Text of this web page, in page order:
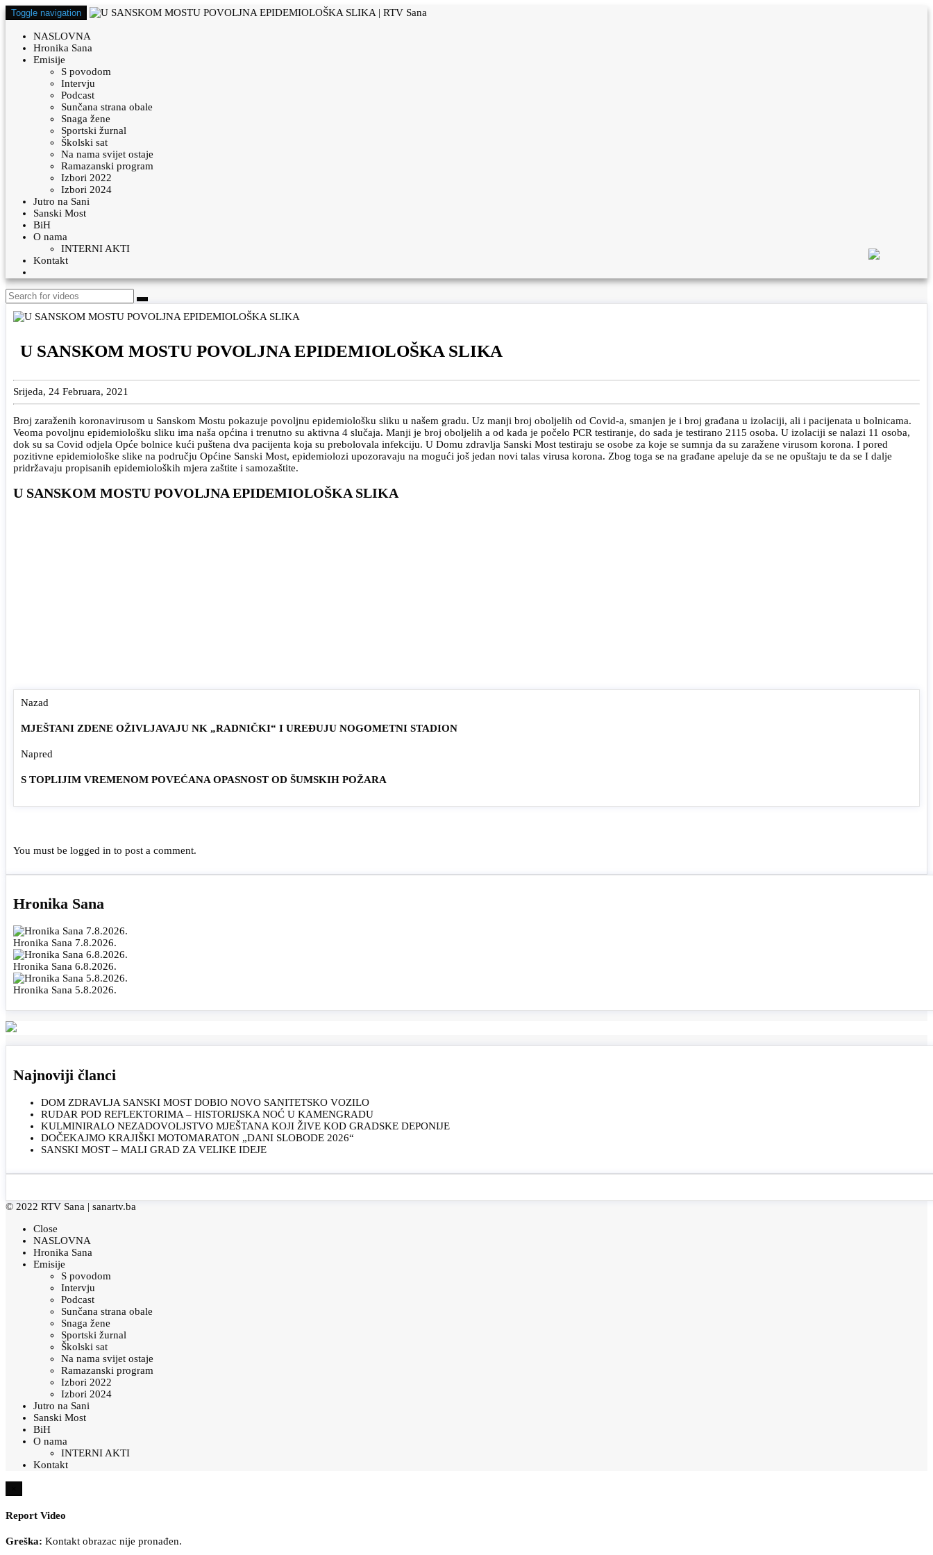
Toggle navigation
NASLOVNA
Hronika Sana
Emisije
S povodom
Intervju
Podcast
Sunčana strana obale
Snaga žene
Sportski žurnal
Školski sat
Na nama svijet ostaje
Ramazanski program
Izbori 2022
Izbori 2024
Jutro na Sani
Sanski Most
BiH
O nama
INTERNI AKTI
Kontakt
U SANSKOM MOSTU POVOLJNA EPIDEMIOLOŠKA SLIKA
Srijeda, 24 Februara, 2021
Broj zaraženih koronavirusom u Sanskom Mostu pokazuje povoljnu epidemiološku sliku u našem gradu. Uz manji broj oboljelih od Covid-a, smanjen je i broj građana u izolaciji, ali i pacijenata u bolnicama.
Veoma povoljnu epidemiološku sliku ima naša općina i trenutno su aktivna 4 slučaja. Manji je broj oboljelih a od kada je počelo PCR testiranje, do sada je testirano 2115 osoba. U izolaciji se nalazi 11 osoba,
dok su sa Covid odjela Opće bolnice kući puštena dva pacijenta koja su prebolovala infekciju. U Domu zdravlja Sanski Most testiraju se osobe za koje se sumnja da su zaražene virusom korona. I pored
pozitivne epidemiološke slike na području Općine Sanski Most, epidemiolozi upozoravaju na mogući još jedan novi talas virusa korona. Zbog toga se na građane apeluje da se ne opuštaju te da se I dalje
pridržavaju propisanih epidemioloških mjera zaštite i samozaštite.
U SANSKOM MOSTU POVOLJNA EPIDEMIOLOŠKA SLIKA
Nazad
MJEŠTANI ZDENE OŽIVLJAVAJU NK „RADNIČKI“ I UREĐUJU NOGOMETNI STADION
Napred
S TOPLIJIM VREMENOM POVEĆANA OPASNOST OD ŠUMSKIH POŽARA
You must be logged in to post a comment.
Hronika Sana
Hronika Sana 7.8.2026.
Hronika Sana 6.8.2026.
Hronika Sana 5.8.2026.
Najnoviji članci
DOM ZDRAVLJA SANSKI MOST DOBIO NOVO SANITETSKO VOZILO
RUDAR POD REFLEKTORIMA – HISTORIJSKA NOĆ U KAMENGRADU
KULMINIRALO NEZADOVOLJSTVO MJEŠTANA KOJI ŽIVE KOD GRADSKE DEPONIJE
DOČEKAJMO KRAJIŠKI MOTOMARATON „DANI SLOBODE 2026“
SANSKI MOST – MALI GRAD ZA VELIKE IDEJE
© 2022 RTV Sana | sanartv.ba
Close
NASLOVNA
Hronika Sana
Emisije
S povodom
Intervju
Podcast
Sunčana strana obale
Snaga žene
Sportski žurnal
Školski sat
Na nama svijet ostaje
Ramazanski program
Izbori 2022
Izbori 2024
Jutro na Sani
Sanski Most
BiH
O nama
INTERNI AKTI
Kontakt
Report Video
Greška: Kontakt obrazac nije pronađen.